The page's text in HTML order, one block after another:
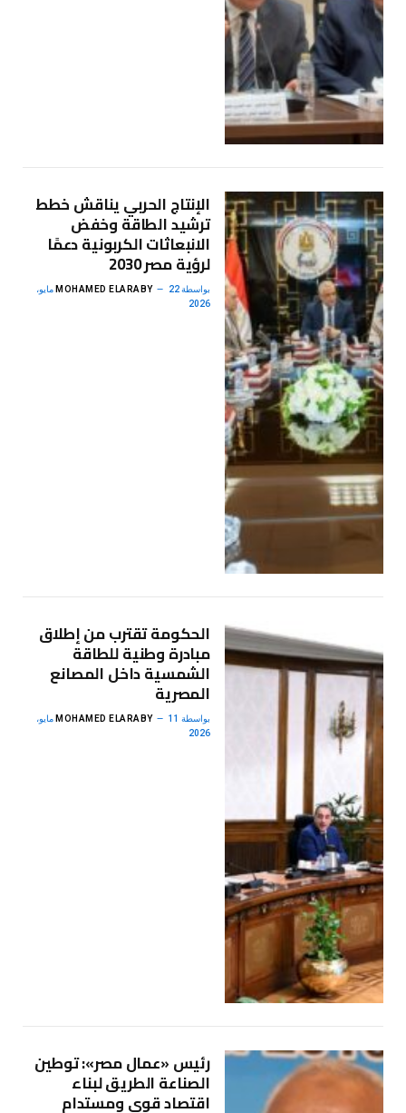
الإنتاج الحربي يناقش خطط
ترشيد الطاقة وخفض
الانبعاثات الكربونية دعمًا
لرؤية مصر 2030
بواسطة MOHAMED ELARABY 22 مايو،
2026
الحكومة تقترب من إطلاق
مبادرة وطنية للطاقة
الشمسية داخل المصانع
المصرية
بواسطة MOHAMED ELARABY 11 مايو،
2026
رئيس «عمال مصر»: توطين
الصناعة الطريق لبناء
اقتصاد قوي ومستدام